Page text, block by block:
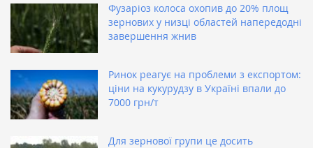
Фузаріоз колоса охопив до 20% площ
зернових у низці областей напередодні
завершення жнив
Ринок реагує на проблеми з експортом:
ціни на кукурудзу в Україні впали до
7000 грн/т
Для зернової групи це досить